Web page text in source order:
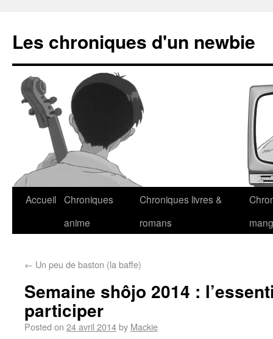
Les chroniques d'un newbie
Accueil Chroniques
anime
Chroniques livres &
romans
← Un peu de baston (la baffe)
Semaine shôjo 2014 :
participer
Posted on 24 avril 2014by Mackie